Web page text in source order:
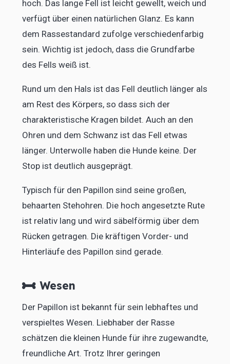
hoch. Das lange Fell ist leicht gewellt, weich und
verfügt über einen natürlichen Glanz. Es kann
dem Rassestandard zufolge verschiedenfarbig
sein. Wichtig ist jedoch, dass die Grundfarbe
des Fells weiß ist.
Rund um den Hals ist das Fell deutlich länger als
am Rest des Körpers, so dass sich der
charakteristische Kragen bildet. Auch an den
Ohren und dem Schwanz ist das Fell etwas
länger. Unterwolle haben die Hunde keine. Der
Stop ist deutlich ausgeprägt.
Typisch für den Papillon sind seine großen,
behaarten Stehohren. Die hoch angesetzte Rute
ist relativ lang und wird säbelförmig über dem
Rücken getragen. Die kräftigen Vorder- und
Hinterläufe des Papillon sind gerade.
Wesen
Der Papillon ist bekannt für sein lebhaftes und
verspieltes Wesen. Liebhaber der Rasse
schätzen die kleinen Hunde für ihre zugewandte,
freundliche Art. Trotz Ihrer geringen